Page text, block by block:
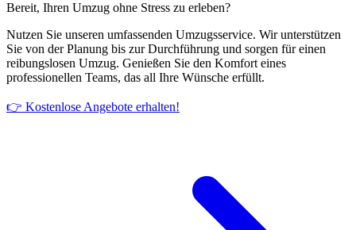
Bereit, Ihren Umzug ohne Stress zu erleben?
Nutzen Sie unseren umfassenden Umzugsservice. Wir unterstützen
Sie von der Planung bis zur Durchführung und sorgen für einen
reibungslosen Umzug. Genießen Sie den Komfort eines
professionellen Teams, das all Ihre Wünsche erfüllt.
👉 Kostenlose Angebote erhalten!